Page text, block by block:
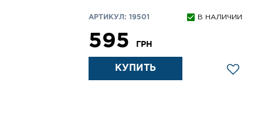
АРТИКУЛ: 19501 В НАЛИЧИИ
595 ГРН
КУПИТЬ